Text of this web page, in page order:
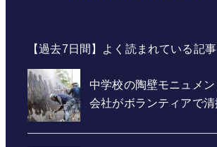
【過去7日間】よく読まれている記事